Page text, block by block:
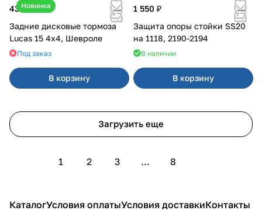
Новинка
43 000 ₽
Задние дисковые тормоза
Lucas 15 4х4, Шевроле
Под заказ
В корзину
1 550 ₽
Защита опоры стойки SS20
на 1118, 2190-2194
В наличии
В корзину
Загрузить еще
1 2 3 ... 8
КаталогУсловия оплатыУсловия доставкиКонтакты